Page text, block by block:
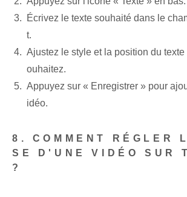
Écrivez le texte souhaité dans le
t.
Ajustez le style et la position du
ouhaitez.
Appuyez sur « Enregistrer » pour
idéo.
8. COMMENT RÉGLER
SE D'UNE VIDÉO SUR
?